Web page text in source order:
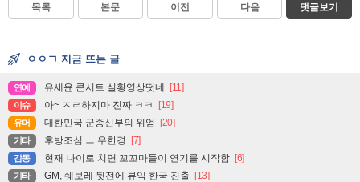
목록 본문 이전 다음 댓글보기
ㅇㅇㄱ 지금 뜨는 글
연예 유세윤 콘서트 실황영상떳네 [11]
이슈 아~ ㅈㄹ하지마 진짜 ㅋㅋ [19]
유머 대한민국 군종신부의 위엄 [20]
기타 후방조심 ㅡ 우한경 [7]
감동 현재 나이로 치면 꼬꼬마들이 연기를 시작함 [6]
기타 GM, 쉐보레 뒷전에 뷰익 한국 진출 [13]